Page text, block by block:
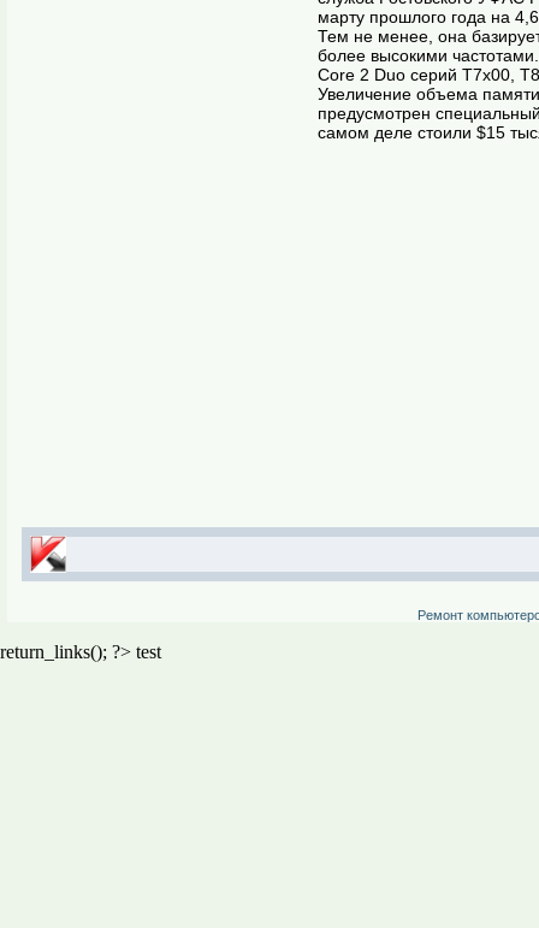
марту прошлого года на
Тем не менее, она
более высокими
Core 2 Duo серий T7x00,
Увеличение объема
предусмотрен
самом деле стоили $15
Ремонт
return_links(); ?> test